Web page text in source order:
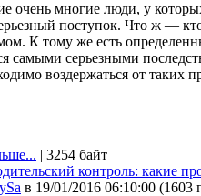
очень многие люди, у
поступок. Что ж —
К тому же есть
самыми серьезными
воздержаться от таких
| 3254 байт
контроль: какие
в 19/01/2016 06:10:00 (1603